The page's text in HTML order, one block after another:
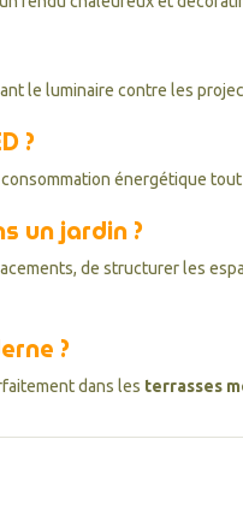
le luminaire contre les
?
énergétique
un jardin ?
de structurer les
?
dans les terrasses